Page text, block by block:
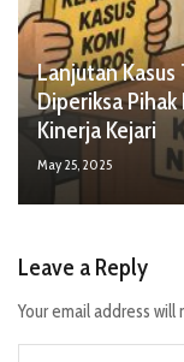
Lanjutan Kasus
Diperiksa
Kinerja Kejari
May 25, 2025
Leave a Reply
Your email address